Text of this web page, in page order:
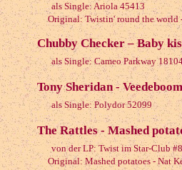
als Single: Ariola 45413
Original: Twistin' round the world
Chubby Checker – Baby
als Single: Cameo Parkway
Tony Sheridan -
als Single: Polydor 52099
The Rattles - Mashed
von der LP: Twist im Star-Club #8
Original: Mashed potatoes - Nat